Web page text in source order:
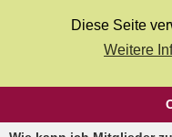
Diese Seite
Weitere
schnell eine Private
den du verwendest,
hervorgehoben sein.